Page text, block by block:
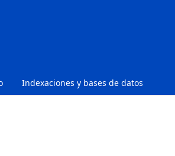
Indexaciones y bases de datos